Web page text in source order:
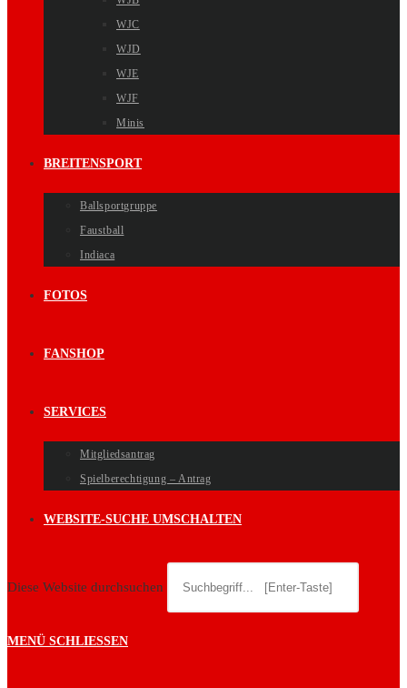
WJC
WJD
WJE
WJF
Minis
BREITENSPORT
Ballsportgruppe
Faustball
Indiaca
FOTOS
FANSHOP
SERVICES
Mitgliedsantrag
Spielberechtigung – Antrag
WEBSITE-SUCHE UMSCHALTEN
Diese Website durchsuchen
MENÜ SCHLIESSEN